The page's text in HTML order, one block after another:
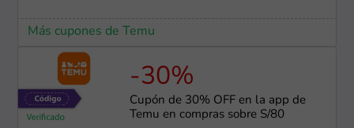
Más cupones de Temu
-30%
Cupón de 30% OFF en la app de
Temu en compras sobre S/80